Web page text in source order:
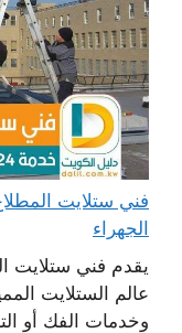
الجهراء
يقدم فني ستلايت
عالم الستلايت
وخدمات الفك أو